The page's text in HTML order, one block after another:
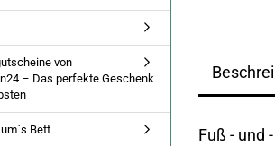
Fuß - und
von
– Das perfekte Geschenk
Bett